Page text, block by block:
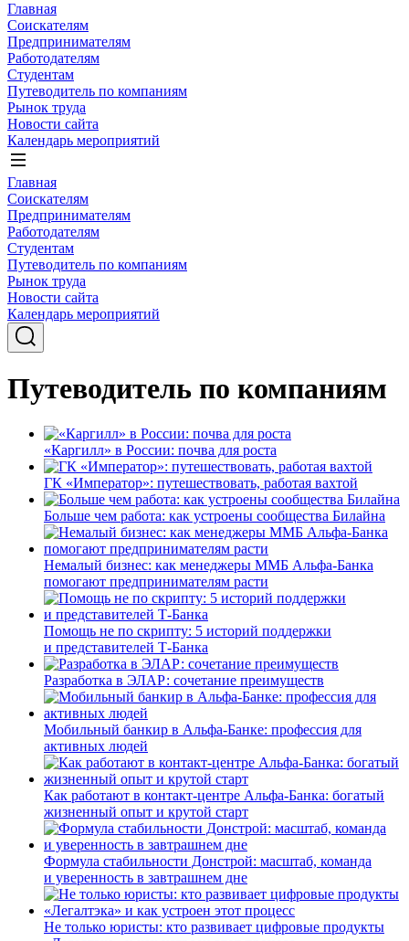
Главная
Соискателям
Предпринимателям
Работодателям
Студентам
Путеводитель по компаниям
Рынок труда
Новости сайта
Календарь мероприятий
Главная
Соискателям
Предпринимателям
Работодателям
Студентам
Путеводитель по компаниям
Рынок труда
Новости сайта
Календарь мероприятий
Путеводитель по компаниям
«Каргилл» в России: почва для роста
ГК «Император»: путешествовать, работая вахтой
Больше чем работа: как устроены сообщества Билайна
Немалый бизнес: как менеджеры ММБ Альфа-Банка
помогают предпринимателям расти
Помощь не по скрипту: 5 историй поддержки
и представителей Т-Банка
Разработка в ЭЛАР: сочетание преимуществ
Мобильный банкир в Альфа-Банке: профессия для
активных людей
Как работают в контакт-центре Альфа-Банка: богатый
жизненный опыт и крутой старт
Формула стабильности Донстрой: масштаб, команда
и уверенность в завтрашнем дне
Не только юристы: кто развивает цифровые продукты